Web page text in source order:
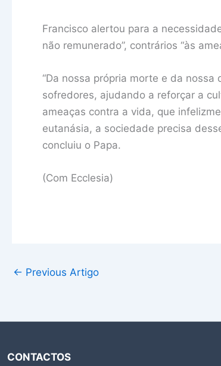
Francisco alertou para a
não remunerado”, contrários “às
“Da nossa própria morte e da
sofredores, ajudando a reforçar a
ameaças contra a vida, que
eutanásia, a sociedade precisa
concluiu o Papa.
(Com Ecclesia)
← Previous Artigo
CONTACTOS